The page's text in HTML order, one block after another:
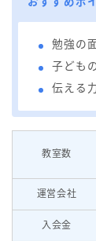
勉強の
子ども
伝える
教室数
運営会社
入会金